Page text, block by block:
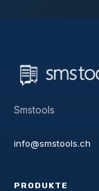
Smstools
info@smstools.ch
PRODUKTE